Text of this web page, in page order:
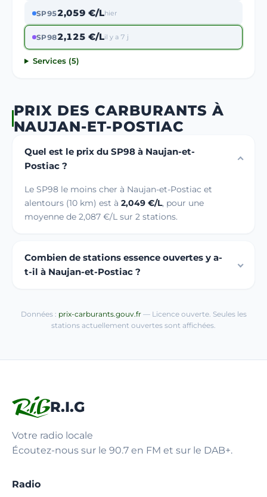
SP952,059 €/Lhier
SP982,125 €/Lil y a 7 j
Services (5)
PRIX DES CARBURANTS À
NAUJAN-ET-POSTIAC
Quel est le prix du SP98 à Naujan-et-
Postiac ?
Le SP98 le moins cher à Naujan-et-Postiac et
alentours (10 km) est à 2,049 €/L, pour une
moyenne de 2,087 €/L sur 2 stations.
Combien de stations essence ouvertes y a-
t-il à Naujan-et-Postiac ?
Données : prix-carburants.gouv.fr— Licence ouverte. Seules les
stations actuellement ouvertes sont affichées.
R.I.G
Votre radio locale
Écoutez-nous sur le 90.7 en FM et sur le DAB+.
Radio